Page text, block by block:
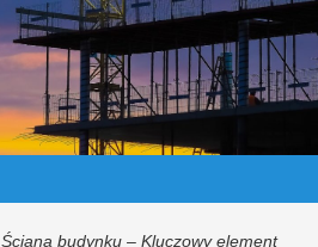
Ściana budynku – Kluczowy element